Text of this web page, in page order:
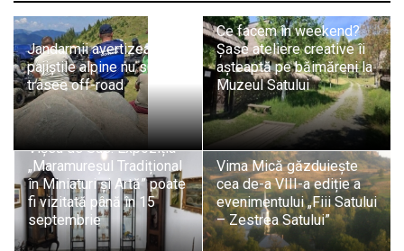
Jandarmii avertizează:
pajiștile alpine nu sunt
trasee off-road
Ce facem în weekend?
Șase ateliere creative îi
așteaptă pe băimăreni la
Muzeul Satului
Vișeu de Sus: Expoziția
„Maramureșul Tradițional
în Miniaturi și Artă” poate
fi vizitată până în 15
septembrie
Vima Mică găzduiește
cea de-a VIII-a ediție a
evenimentului „Fiii Satului
– Zestrea Satului”